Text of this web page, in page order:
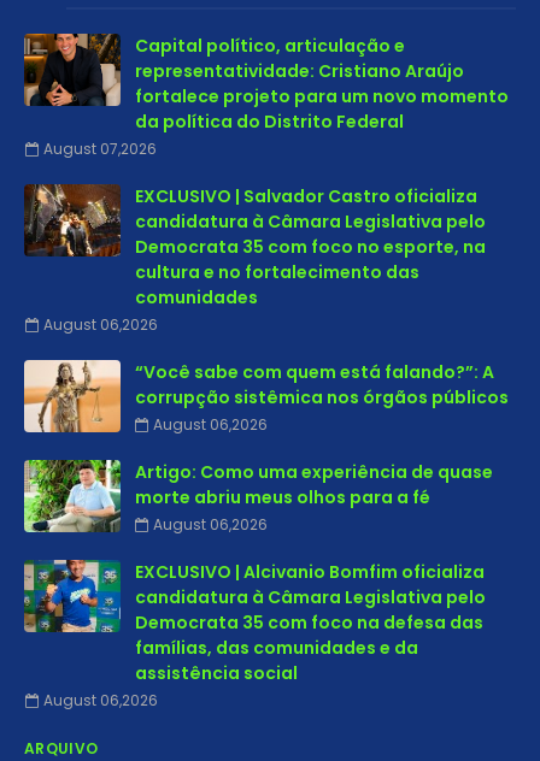
Capital político, articulação e
representatividade: Cristiano Araújo
fortalece projeto para um novo momento
da política do Distrito Federal
August 07,2026
EXCLUSIVO | Salvador Castro oficializa
candidatura à Câmara Legislativa pelo
Democrata 35 com foco no esporte, na
cultura e no fortalecimento das
comunidades
August 06,2026
“Você sabe com quem está falando?”: A
corrupção sistêmica nos órgãos públicos
August 06,2026
Artigo: Como uma experiência de quase
morte abriu meus olhos para a fé
August 06,2026
EXCLUSIVO | Alcivanio Bomfim oficializa
candidatura à Câmara Legislativa pelo
Democrata 35 com foco na defesa das
famílias, das comunidades e da
assistência social
August 06,2026
ARQUIVO